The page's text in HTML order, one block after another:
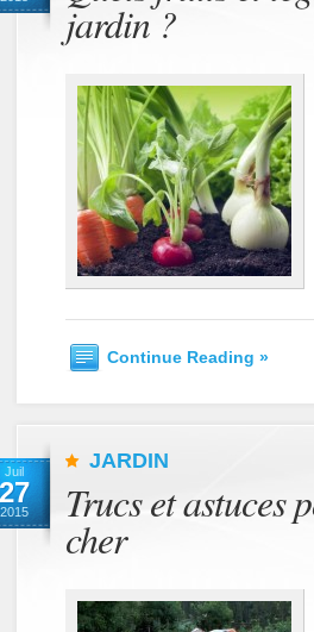
jardin ?
Continue Reading »
Juil
27
2015
JARDIN
Trucs et astuces
cher